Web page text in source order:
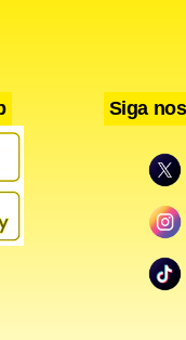
e juventude foi
na Alemanha
e adolescentes o
bem como a
Siga